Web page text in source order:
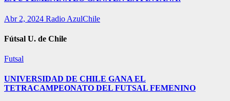
Abr 2, 2024 Radio AzulChile
Fútsal U. de Chile
Futsal
UNIVERSIDAD DE CHILE GANA EL
TETRACAMPEONATO DEL FUTSAL FEMENINO